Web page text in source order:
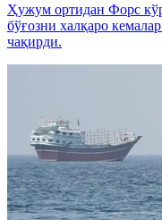
Ҳужум ортидан Форс
бўғозни халқаро
чақирди.